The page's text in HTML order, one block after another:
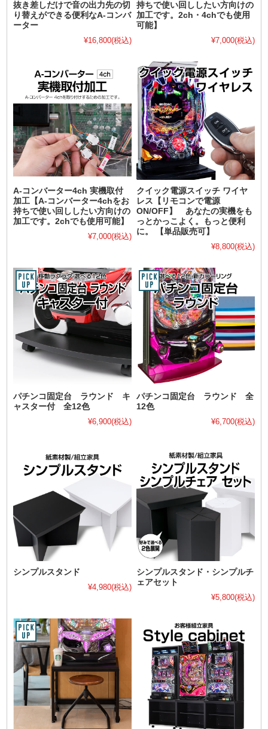
抜き差しだけで音の出力先の切
り替えができる便利なA-コンバ
ーター
¥16,800(税込)
持ちで使い回ししたい方向けの
加工です。2ch・4chでも使用
可能】
¥7,000(税込)
A-コンバーター4ch 実機取付
加工【A-コンバーター4chをお
持ちで使い回ししたい方向けの
加工です。2chでも使用可能】
¥7,000(税込)
クイック電源スイッチ ワイヤ
レス【リモコンで電源
ON/OFF】 あなたの実機をも
っとかっこよく。もっと便利
に。 【単品販売可】
¥8,800(税込)
パチンコ固定台 ラウンド キ
ャスター付 全12色
¥6,900(税込)
パチンコ固定台 ラウンド 全
12色
¥6,700(税込)
シンプルスタンド
¥4,980(税込)
シンプルスタンド・シンプルチ
ェアセット
¥5,800(税込)